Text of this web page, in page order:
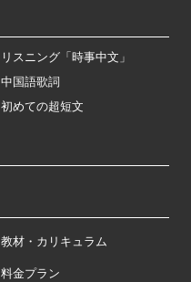
リスニング「時事中文」
中国語歌詞
初めての超短文
教材・カリキュラム
料金プラン